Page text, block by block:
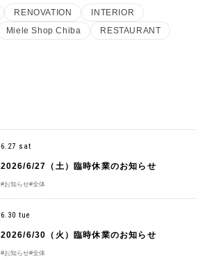
RENOVATION
INTERIOR
Miele Shop Chiba
RESTAURANT
6.27 sat
2026/6/27（土）臨時休業のお知らせ
#お知らせ#全体
6.30 tue
2026/6/30（火）臨時休業のお知らせ
#お知らせ#全体